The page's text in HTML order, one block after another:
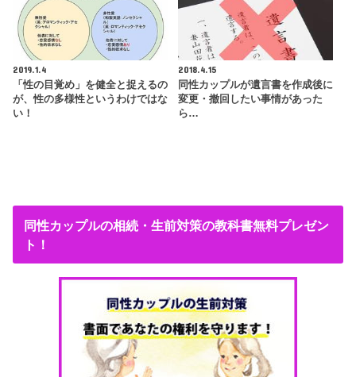
2019.1.4
「性の目覚め」を健全と捉えるの
が、性の多様性というわけではな
い！
2018.4.15
同性カップルが遺言書を作成後に
変更・撤回したい事情があった
ら…
同性カップルの相続・生前対策の教科書無料プレゼン
ト！